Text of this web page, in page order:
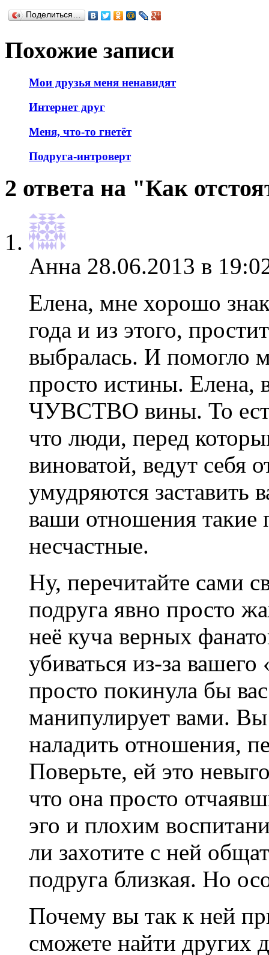
Поделиться…
Похожие записи
Мои друзья меня ненавидят
Интернет друг
Меня, что-то гнетёт
Подруга-интроверт
2 ответа на "Как
Анна 28.06.2013 в
Елена, мне хорошо
года и из этого,
выбралась. И помогло
просто истины. Елена,
ЧУВСТВО вины. То
что люди, перед
виноватой, ведут себя
умудряются
ваши отношения такие
несчастные.
Ну, перечитайте сами
подруга явно просто
неё куча верных
убиваться из-за
просто покинула бы
манипулирует вами. Вы
наладить отношения,
Поверьте, ей это
что она просто
эго и плохим
ли захотите с ней
подруга близкая. Но
Почему вы так к ней
сможете найти других